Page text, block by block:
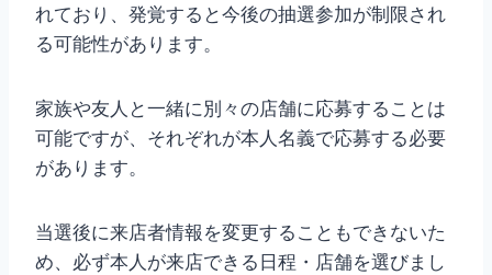
れており、発覚すると今後の抽選参加が制限され
る可能性があります。
家族や友人と一緒に別々の店舗に応募することは
可能ですが、それぞれが本人名義で応募する必要
があります。
当選後に来店者情報を変更することもできないた
め、必ず本人が来店できる日程・店舗を選びまし